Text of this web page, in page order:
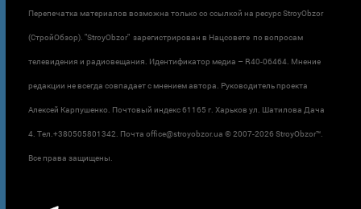
Перепечатка материалов возможна только со ссылкой на ресурс StroyObzor
(СтройОбзор). "StroyObzor" зарегистрирован в Нацсовете по вопросам
телевидения и радиовещания. Идентификатор медиа – R40-06464. Мнение
редакции не всегда совпадает с мнением автора. Руководитель проекта
Алексей Карпушенко. Почтовый индекс 61165 г. Харьков ул. Шатилова Дача
4. Тел.+380505801342. Почта office@stroyobzor.ua © 2007-2026 StroyObzor™.
Все права защищены.